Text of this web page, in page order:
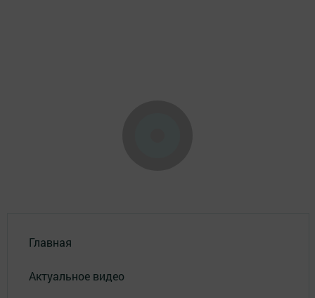
Главная
Актуальное видео